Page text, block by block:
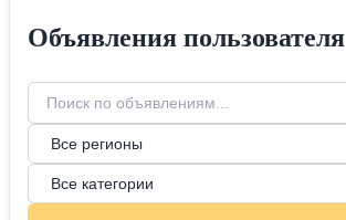
Объявления пользователя